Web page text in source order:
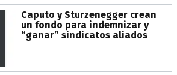
Caputo y Sturzenegger crean
un fondo para indemnizar y
“ganar” sindicatos aliados